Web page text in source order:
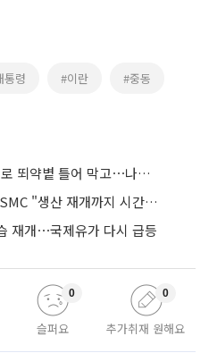
통령 #이란 #중동
초대형 자동 파라솔 수백개로 뙤약볕 틀어 막고⋯나라별 폭염 생존법
일본 강진 사망자 28명⋯TSMC "생산 재개까지 시간 필요해"
재개⋯국제유가 다시 급등
슬퍼요
0
추가취재 원해요
0